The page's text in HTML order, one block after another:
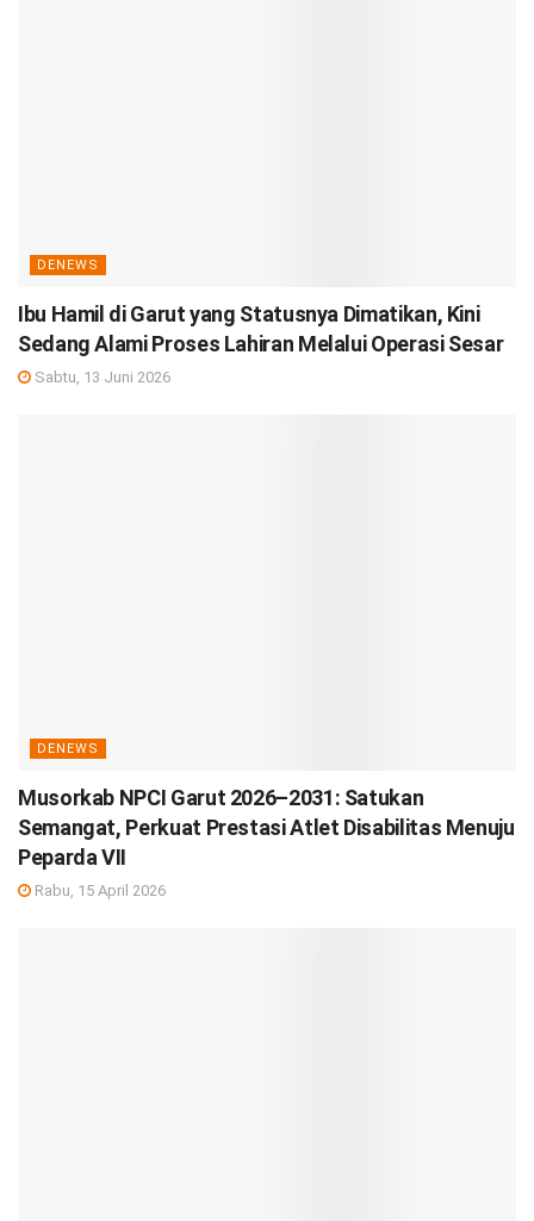
DENEWS
Ibu Hamil di Garut yang Statusnya Dimatikan, Kini
Sedang Alami Proses Lahiran Melalui Operasi Sesar
Sabtu, 13 Juni 2026
DENEWS
Musorkab NPCI Garut 2026–2031: Satukan
Semangat, Perkuat Prestasi Atlet Disabilitas Menuju
Peparda VII
Rabu, 15 April 2026